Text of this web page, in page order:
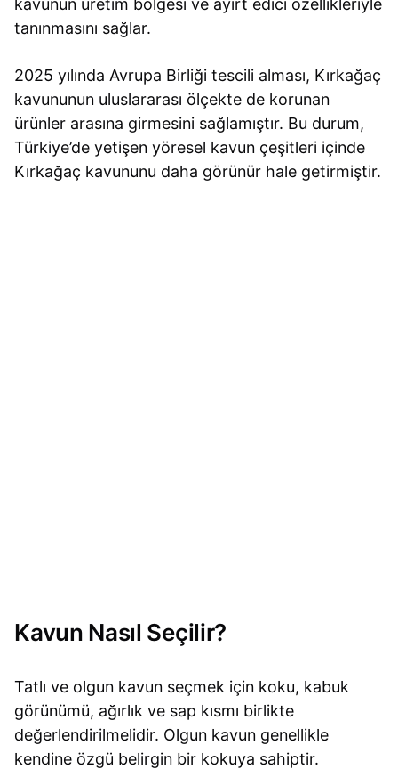
kavunun üretim bölgesi ve ayırt edici özellikleriyle
tanınmasını sağlar.
2025 yılında Avrupa Birliği tescili alması, Kırkağaç
kavununun uluslararası ölçekte de korunan
ürünler arasına girmesini sağlamıştır. Bu durum,
Türkiye’de yetişen yöresel kavun çeşitleri içinde
Kırkağaç kavununu daha görünür hale getirmiştir.
Kavun Nasıl Seçilir?
Tatlı ve olgun kavun seçmek için koku, kabuk
görünümü, ağırlık ve sap kısmı birlikte
değerlendirilmelidir. Olgun kavun genellikle
kendine özgü belirgin bir kokuya sahiptir.